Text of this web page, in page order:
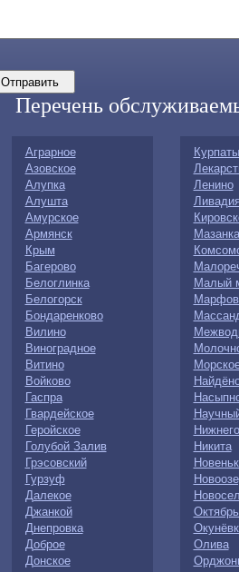
Перечень
Аграрное
Азовское
Алупка
Алушта
Амурское
Армянск
Крым
Багерово
Белоглинка
Белогорск
Бондаренково
Вилино
Виноградное
Витино
Войково
Гаспра
Гвардейское
Геройское
Голубой Залив
Грэсовский
Гурзуф
Далекое
Джанкой
Днепровка
Доброе
Донское
Курпаты
Ленино
Ливадия
Мазанка
Малый
Никита
Олива